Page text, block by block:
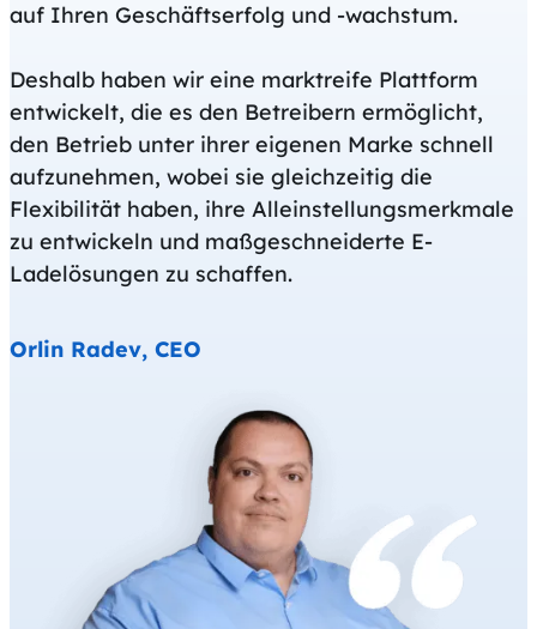
auf Ihren Geschäftserfolg und -wachstum.
Deshalb haben wir eine marktreife Plattform
entwickelt, die es den Betreibern ermöglicht,
den Betrieb unter ihrer eigenen Marke schnell
aufzunehmen, wobei sie gleichzeitig die
Flexibilität haben, ihre Alleinstellungsmerkmale
zu entwickeln und maßgeschneiderte E-
Ladelösungen zu schaffen.
Orlin Radev, CEO